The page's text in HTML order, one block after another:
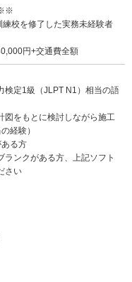
※※
校を修了した実務未経験者
円+交通費全額
検定1級（JLPT N1）相当の語
図をもとに検討しながら施工
経験）
ある方
ンクがある方、上記ソフト
さい